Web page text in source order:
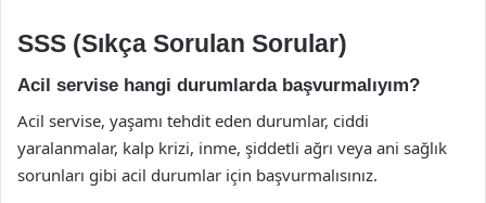
SSS (Sıkça Sorulan Sorular)
Acil servise hangi durumlarda başvurmalıyım?
Acil servise, yaşamı tehdit eden durumlar, ciddi
yaralanmalar, kalp krizi, inme, şiddetli ağrı veya ani sağlık
sorunları gibi acil durumlar için başvurmalısınız.